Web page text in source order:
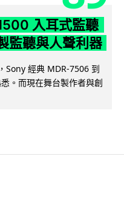
入耳式監聽
監聽與人聲利器
Sony 經典 MDR-7506 到
。而現在舞台製作者與創